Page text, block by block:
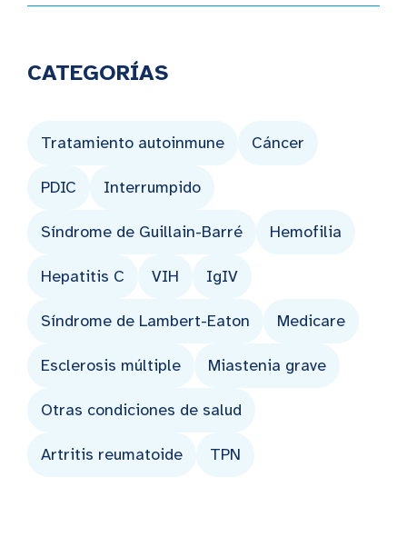
CATEGORÍAS
Tratamiento autoinmune Cáncer
PDIC Interrumpido
Síndrome de Guillain-Barré Hemofilia
Hepatitis C VIH IgIV
Síndrome de Lambert-Eaton Medicare
Esclerosis múltiple Miastenia grave
Otras condiciones de salud
Artritis reumatoide TPN